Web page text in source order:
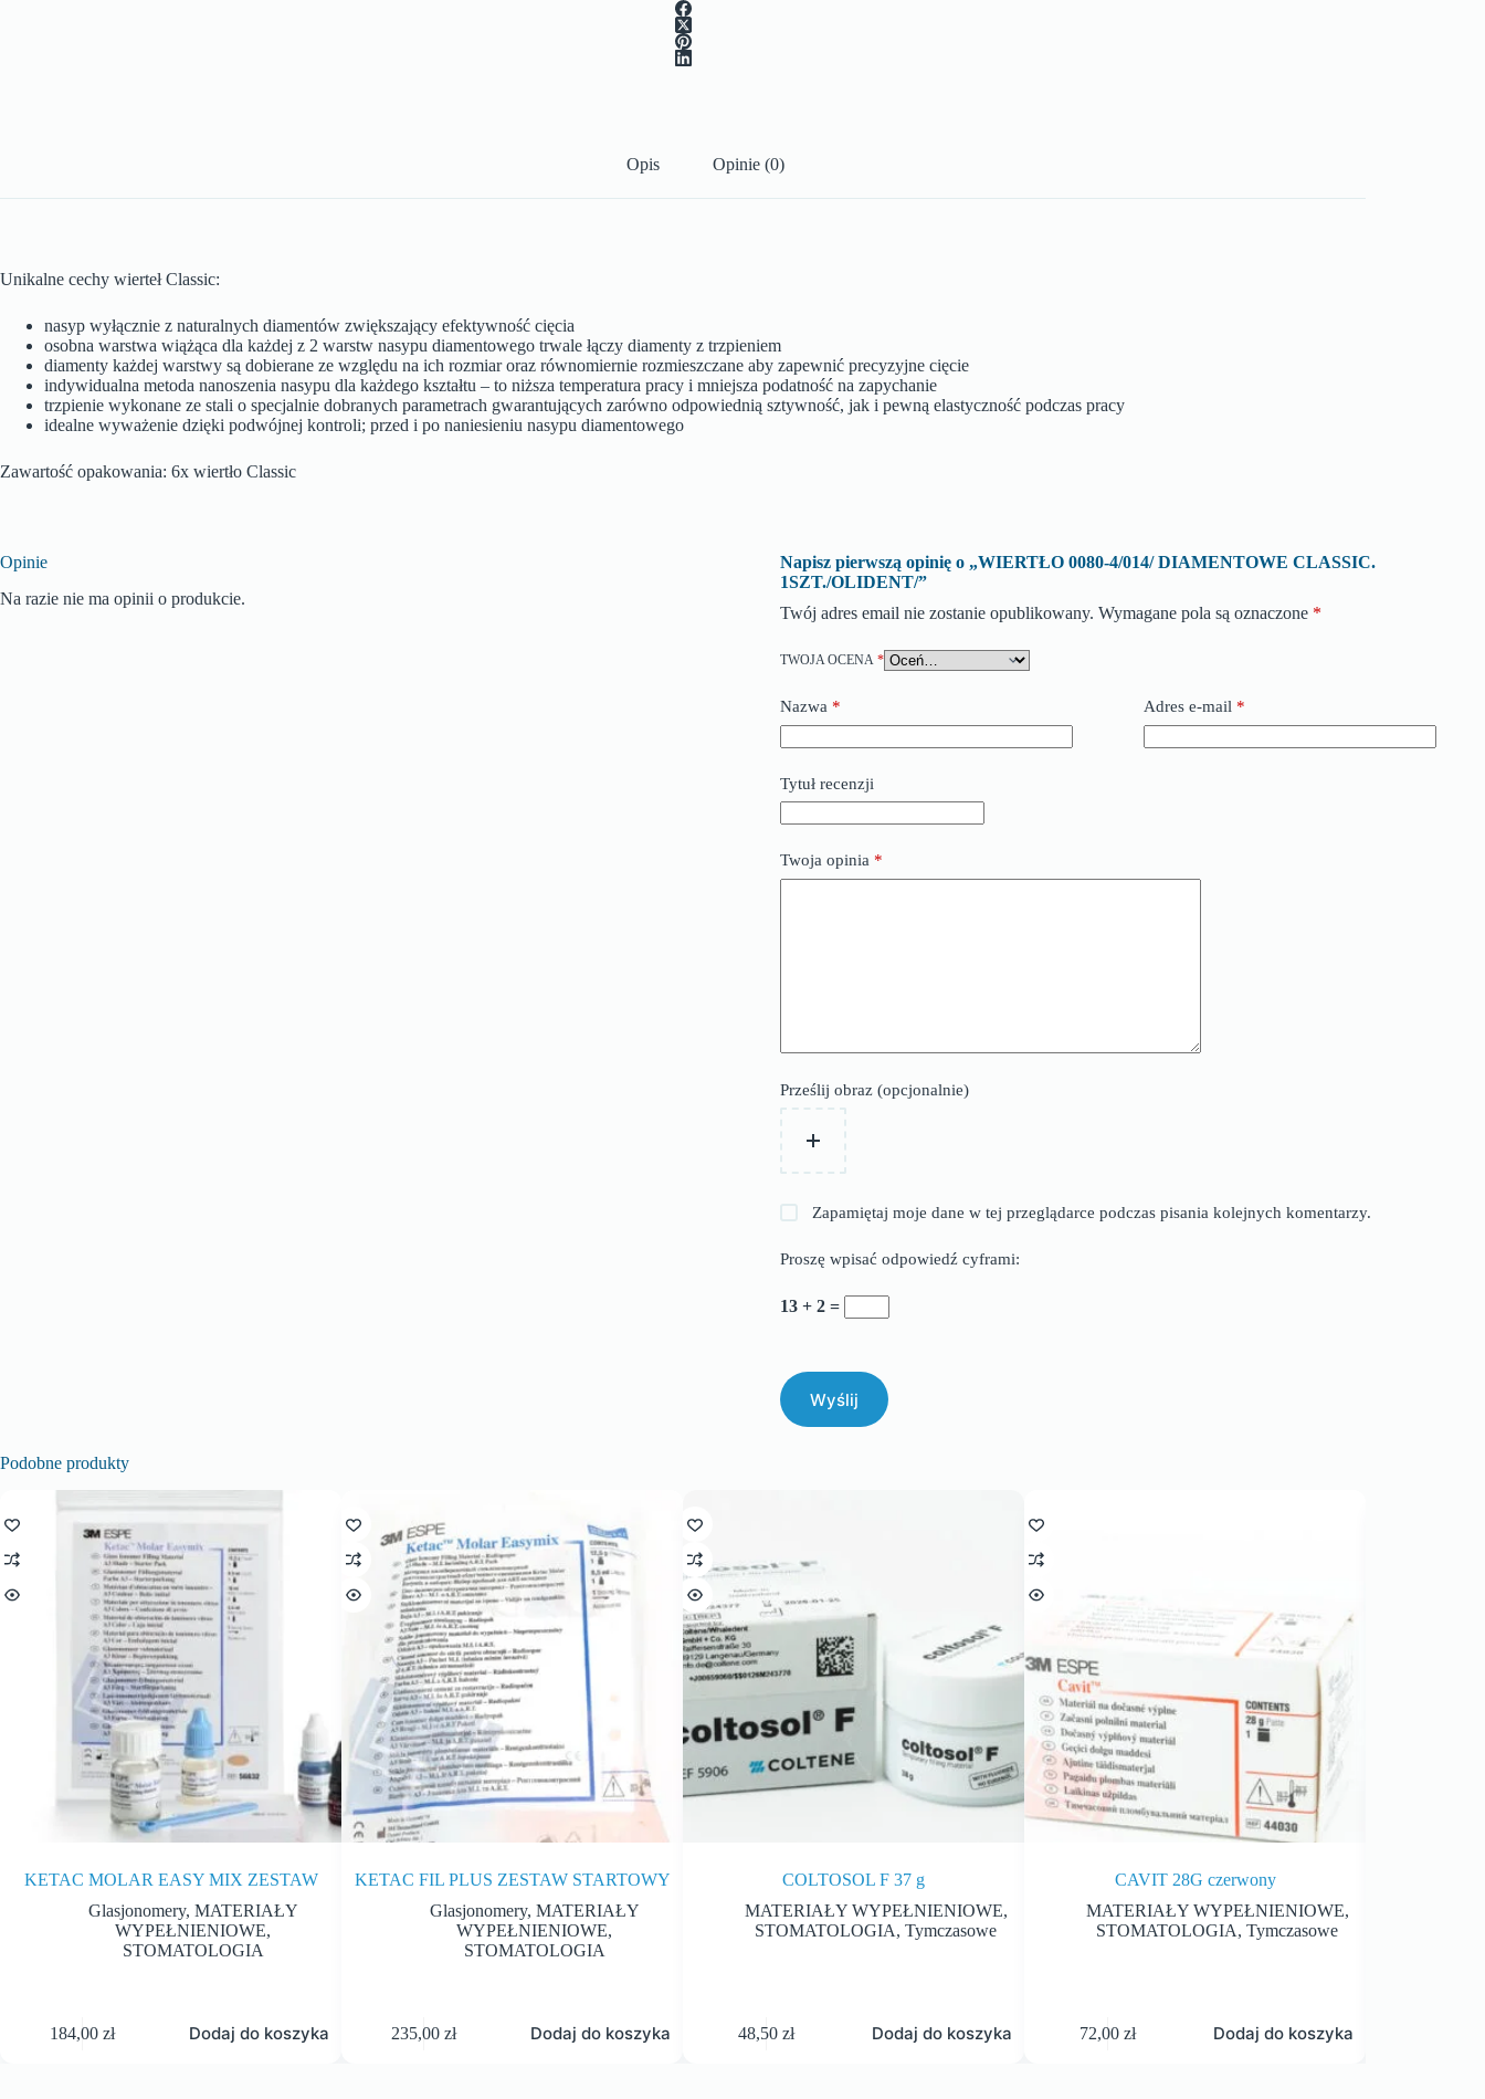
Opis Opinie (0)
Unikalne cechy wierteł Classic:
nasyp wyłącznie z naturalnych diamentów zwiększający efektywność cięcia
osobna warstwa wiążąca dla każdej z 2 warstw nasypu diamentowego trwale łączy diamenty z trzpieniem
diamenty każdej warstwy są dobierane ze względu na ich rozmiar oraz równomiernie rozmieszczane aby zapewnić precyzyjne cięcie
indywidualna metoda nanoszenia nasypu dla każdego kształtu – to niższa temperatura pracy i mniejsza podatność na zapychanie
trzpienie wykonane ze stali o specjalnie dobranych parametrach gwarantujących zarówno odpowiednią sztywność, jak i pewną elastyczność podczas pracy
idealne wyważenie dzięki podwójnej kontroli; przed i po naniesieniu nasypu diamentowego
Zawartość opakowania: 6x wiertło Classic
Opinie
Na razie nie ma opinii o produkcie.
Napisz pierwszą opinię o „WIERTŁO 0080-4/014/ DIAMENTOWE CLASSIC.
1SZT./OLIDENT/”
Twój adres email nie zostanie opublikowany. Wymagane pola są oznaczone *
TWOJA OCENA *
Nazwa * Adres e-mail *
Tytuł recenzji
Twoja opinia *
Prześlij obraz (opcjonalnie)
Zapamiętaj moje dane w tej przeglądarce podczas pisania kolejnych komentarzy.
Proszę wpisać odpowiedź cyframi:
13 + 2 =
Wyślij
Podobne produkty
KETAC MOLAR EASY MIX ZESTAW
Glasjonomery, MATERIAŁY
WYPEŁNIENIOWE,
STOMATOLOGIA
184,00zł Dodaj do koszyka
KETAC FIL PLUS ZESTAW STARTOWY
Glasjonomery, MATERIAŁY
WYPEŁNIENIOWE,
STOMATOLOGIA
235,00zł Dodaj do koszyka
COLTOSOL F 37 g
MATERIAŁY WYPEŁNIENIOWE,
STOMATOLOGIA,Tymczasowe
48,50 zł Dodaj do koszyka
CAVIT 28G czerwony
MATERIAŁY WYPEŁNIENIOWE,
STOMATOLOGIA,Tymczasowe
72,00 zł Dodaj do koszyka